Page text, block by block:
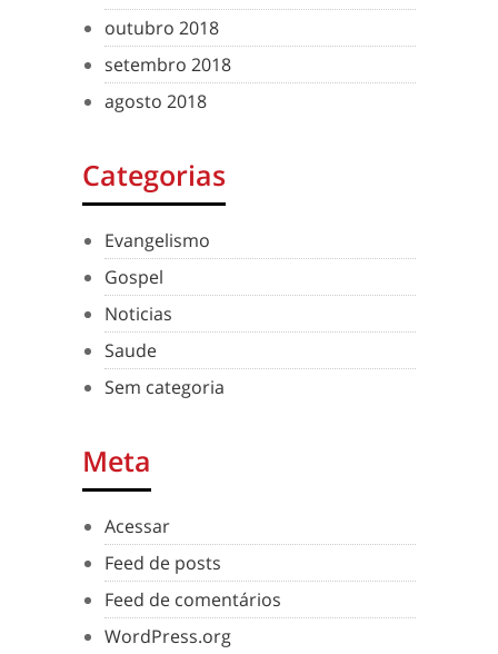
outubro 2018
setembro 2018
agosto 2018
Categorias
Evangelismo
Gospel
Noticias
Saude
Sem categoria
Meta
Acessar
Feed de posts
Feed de comentários
WordPress.org